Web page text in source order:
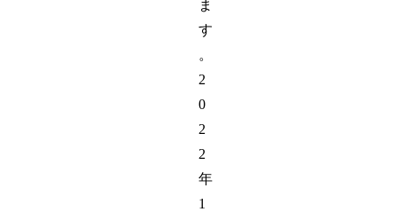
ま
す
。
2
0
2
2
年
1